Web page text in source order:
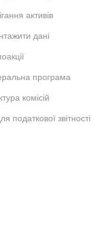
активів
дані
програма
комісій
податкової звітності